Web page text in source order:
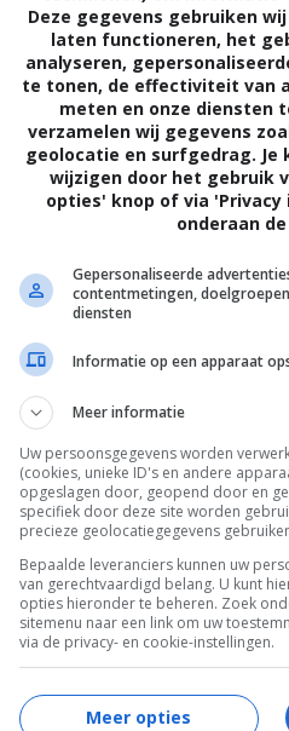
Rotterdam
de Withstraat spelen
voetbalpubliek
van de stad.
het Stadhuisplein en
speelt. De stad staat
soepel
voetbal
Deze gegevens gebruiken
laten functioneren, het
analyseren,
te tonen, de effectiviteit van
meten en onze diensten
verzamelen wij gegevens
geolocatie en surfgedrag.
wijzigen door het gebruik
opties' knop of via
onderaan
Gepersonaliseerde
contentmetingen,
diensten
Informatie op een apparaat
Meer informatie
Uw persoonsgegevens worden
(cookies, unieke ID's en andere
opgeslagen door, geopend door en
specifiek door deze site worden
precieze geolocatiegegevens
Bepaalde leveranciers kunnen uw
van gerechtvaardigd belang. U kunt
opties hieronder te beheren. Zoek
sitemenu naar een link om uw
via de privacy- en cookie-instellingen.
Meer opties